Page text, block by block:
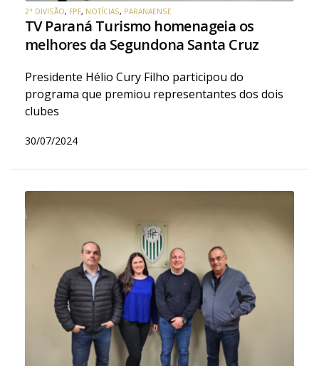
2ª DIVISÃO, FPF, NOTÍCIAS, PARANAENSE
TV Paraná Turismo homenageia os
melhores da Segundona Santa Cruz
Presidente Hélio Cury Filho participou do
programa que premiou representantes dos dois
clubes
30/07/2024